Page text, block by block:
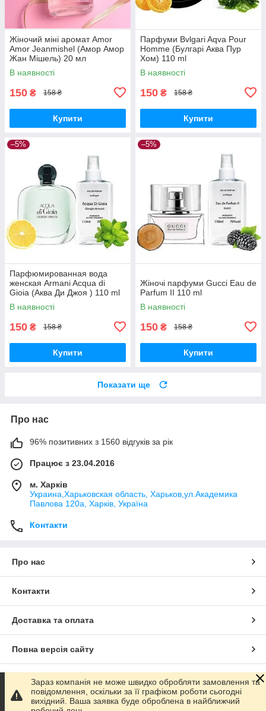
Жіночий міні аромат Amor
Amor Jeanmishel (Амор Амор
Жан Мішель) 20 мл
В наявності
150 ₴ 158 ₴
Купити
Парфуми Bvlgari Aqva Pour
Homme (Булгарі Аква Пур
Хом) 110 ml
В наявності
150 ₴ 158 ₴
Купити
–5%
Парфюмированная вода
женская Armani Acqua di
Gioia (Аква Ди Джоя ) 110 ml
В наявності
150 ₴ 158 ₴
Купити
–5%
Жіночі парфуми Gucci Eau de
Parfum II 110 ml
В наявності
150 ₴ 158 ₴
Купити
Показати ще
Про нас
96% позитивних з 1560 відгуків за рік
Працює з 23.04.2016
м. Харків
Украина,Харьковская область, Харьков,ул.Академика
Павлова 120а, Харків, Україна
Контакти
Про нас
Контакти
Доставка та оплата
Повна версія сайту
Сайт створено на маркетплейсі Prom.ua
Політика конфіденційності
Зараз компанія не може швидко обробляти замовлення та
повідомлення, оскільки за її графіком роботи сьогодні
вихідний. Ваша заявка буде оброблена в найближчий